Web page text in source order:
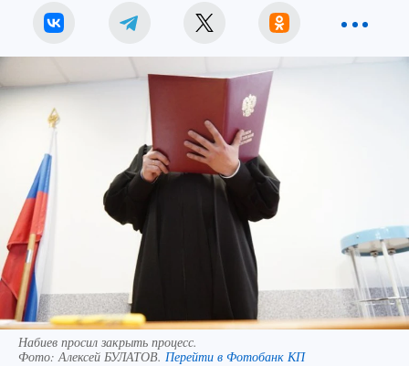
Набиев просил закрыть процесс.
Фото: Алексей БУЛАТОВ. Перейти в Фотобанк КП